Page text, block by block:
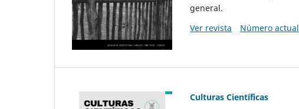
general.
Ver revista
Número actual
Culturas Científicas